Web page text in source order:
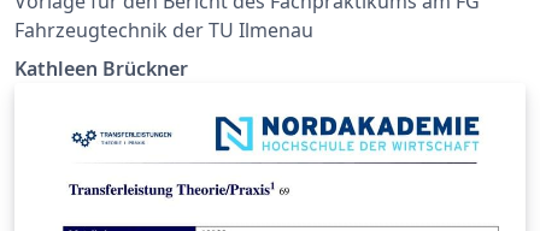
Fahrzeugtechnik der TU Ilmenau
Kathleen Brückner